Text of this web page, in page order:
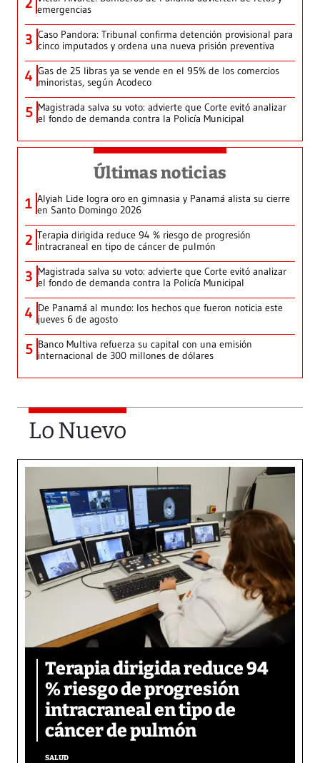
emergencias
3 Caso Pandora: Tribunal confirma detención provisional para
cinco imputados y ordena una nueva prisión preventiva
4 Gas de 25 libras ya se vende en el 95% de los comercios
minoristas, según Acodeco
5 Magistrada salva su voto: advierte que Corte evitó analizar
el fondo de demanda contra la Policía Municipal
Últimas noticias
1 Alyiah Lide logra oro en gimnasia y Panamá alista su cierre
en Santo Domingo 2026
2 Terapia dirigida reduce 94 % riesgo de progresión
intracraneal en tipo de cáncer de pulmón
3 Magistrada salva su voto: advierte que Corte evitó analizar
el fondo de demanda contra la Policía Municipal
4 De Panamá al mundo: los hechos que fueron noticia este
jueves 6 de agosto
5 Banco Multiva refuerza su capital con una emisión
internacional de 300 millones de dólares
Lo Nuevo
Terapia dirigida reduce 94
% riesgo de progresión
intracraneal en tipo de
cáncer de pulmón
SALUD